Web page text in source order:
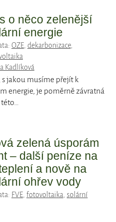
o něco zelenější
energie
OZE, dekarbonizace,
Kadlíková
s jakou musíme přejít k
energie, je poměrně závratná
této…
zelená úsporám
– další peníze na
a nově na
ohřev vody
FVE, fotovoltaika, solární